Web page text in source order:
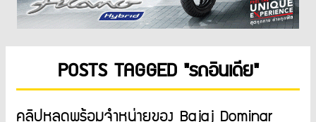
POSTS TAGGED "รถอินเดีย"
คลิปหลุดพร้อมจำหน่ายของ Bajaj Dominar